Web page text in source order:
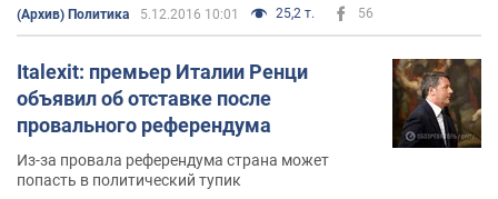
(Архив) Политика 5.12.2016 10:01 25,2 т. 56
Italexit: премьер Италии Ренци
объявил об отставке после
провального референдума
Из-за провала референдума страна может
попасть в политический тупик